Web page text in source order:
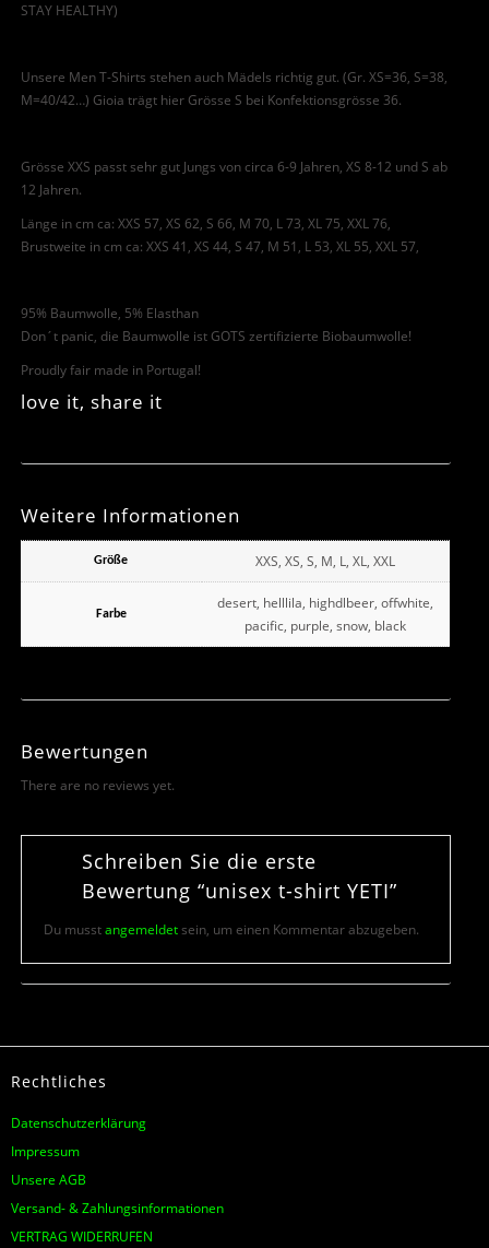
STAY HEALTHY)
Unsere Men T-Shirts stehen auch Mädels richtig gut. (Gr. XS=36, S=38,
M=40/42…) Gioia trägt hier Grösse S bei Konfektionsgrösse 36.
Grösse XXS passt sehr gut Jungs von circa 6-9 Jahren, XS 8-12 und S ab
12 Jahren.
Länge in cm ca: XXS 57, XS 62, S 66, M 70, L 73, XL 75, XXL 76,
Brustweite in cm ca: XXS 41, XS 44, S 47, M 51, L 53, XL 55, XXL 57,
95% Baumwolle, 5% Elasthan
Don´t panic, die Baumwolle ist GOTS zertifizierte Biobaumwolle!
Proudly fair made in Portugal!
love it, share it
Weitere Informationen
Größe XXS, XS, S, M, L, XL, XXL
Farbe
desert, helllila, highdlbeer, offwhite,
pacific, purple, snow, black
Bewertungen
There are no reviews yet.
Schreiben Sie die erste
Bewertung “unisex t-shirt YETI”
Du musstangemeldetsein, um einen Kommentar abzugeben.
Rechtliches
Datenschutzerklärung
Impressum
Unsere AGB
Versand- & Zahlungsinformationen
VERTRAG WIDERRUFEN